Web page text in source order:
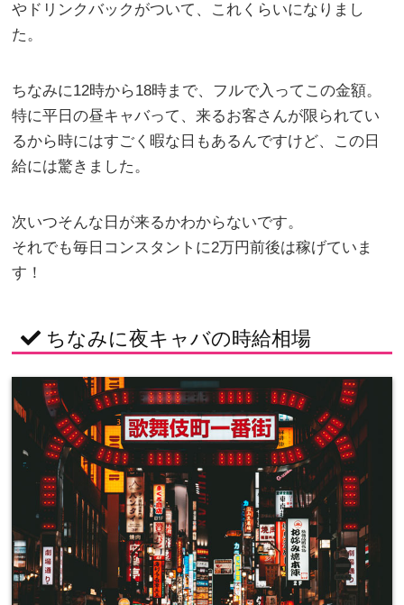
やドリンクバックがついて、これくらいになりまし
た。
ちなみに12時から18時まで、フルで入ってこの金額。
特に平日の昼キャバって、来るお客さんが限られてい
るから時にはすごく暇な日もあるんですけど、この日
給には驚きました。
次いつそんな日が来るかわからないです。
それでも毎日コンスタントに2万円前後は稼げていま
す！
ちなみに夜キャバの時給相場